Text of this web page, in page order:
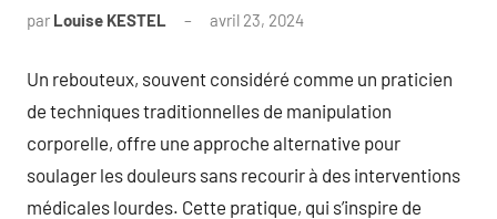
par Louise KESTEL avril 23, 2024
Un rebouteux, souvent considéré comme un praticien
de techniques traditionnelles de manipulation
corporelle, offre une approche alternative pour
soulager les douleurs sans recourir à des interventions
médicales lourdes. Cette pratique, qui s’inspire de